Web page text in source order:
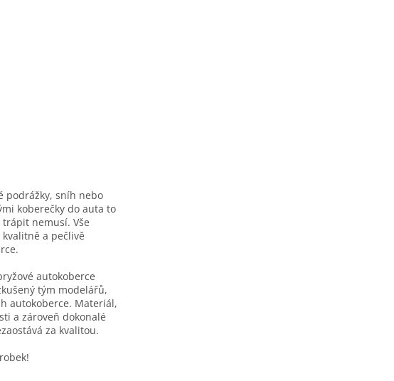
podrážky, sníh nebo
koberečky do auta to
nemusí. Vše
a pečlivě
autokoberce
tým modelářů,
autokoberce. Materiál,
a zároveň dokonalé
za kvalitou.